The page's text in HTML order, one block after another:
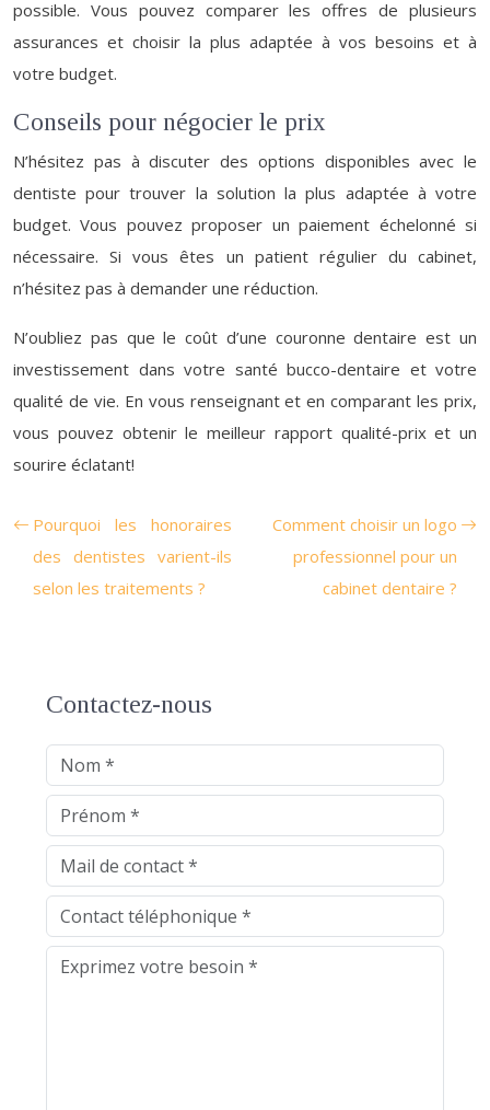
possible. Vous pouvez comparer les offres de plusieurs
assurances et choisir la plus adaptée à vos besoins et à
votre budget.
Conseils pour négocier le prix
N’hésitez pas à discuter des options disponibles avec le
dentiste pour trouver la solution la plus adaptée à votre
budget. Vous pouvez proposer un paiement échelonné si
nécessaire. Si vous êtes un patient régulier du cabinet,
n’hésitez pas à demander une réduction.
N’oubliez pas que le coût d’une couronne dentaire est un
investissement dans votre santé bucco-dentaire et votre
qualité de vie. En vous renseignant et en comparant les prix,
vous pouvez obtenir le meilleur rapport qualité-prix et un
sourire éclatant!
Pourquoi les honoraires
des dentistes varient-ils
selon les traitements ?
Comment choisir un logo
professionnel pour un
cabinet dentaire ?
Contactez-nous